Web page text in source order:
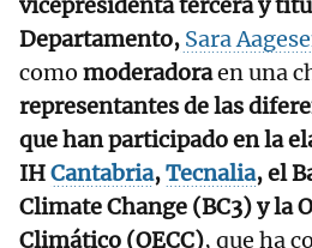
vicepresidenta tercera y
Departamento, Sara
como moderadoraen una
representantes de las
que han participado en la
IHCantabria,Tecnalia, el
Climate Change (BC3) y la
Climático (OECC), que ha